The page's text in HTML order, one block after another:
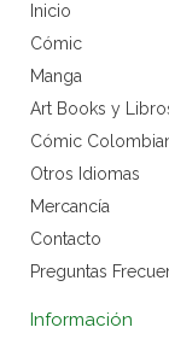
Inicio
Cómic
Manga
Art Books y
Cómic
Otros Idiomas
Mercancía
Contacto
Preguntas
Información